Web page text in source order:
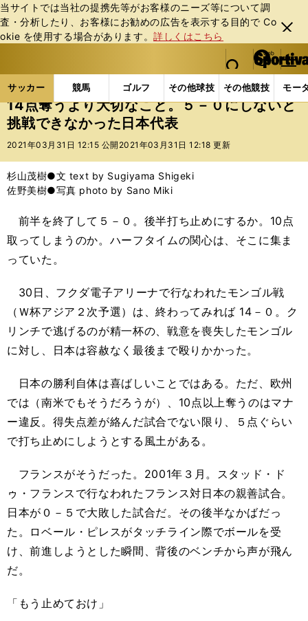
当サイトでは当社の提携先等がお客様のニーズ等について調
査・分析したり、お客様にお勧めの広告を表⽰する⽬的で Co
okie を使⽤する場合があります。詳しくはこちら
閉じ
る
web Sportiva (webスポルティーバ)
検索
マイペ
ー
ジ
メニュ
サッカー 競馬 ゴルフ その他球技 その他競技 モー
ス
ポ
ル
バ
サッカーの記事一覧 サッカー代表 日本代表 14
14点奪うより大切なこと。５－０にしないと
挑戦できなかった日本代表
2021年03月31日 12:15 公開 2021年03月31日 12:18 更新
杉山茂樹●文 text by Sugiyama Shigeki
佐野美樹●写真 photo by Sano Miki
前半を終了して５－０。後半打ち止めにするか。10点
取ってしまうのか。ハーフタイムの関心は、そこに集ま
っていた。
30日、フクダ電子アリーナで行なわれたモンゴル戦
（Ｗ杯アジア２次予選）は、終わってみれば 14－０。ク
リンチで逃げるのが精一杯の、戦意を喪失したモンゴル
に対し、日本は容赦なく最後まで殴りかかった。
日本の勝利自体は喜ばしいことではある。ただ、欧州
では（南米でもそうだろうが）、10点以上奪うのはマナ
ー違反。得失点差が絡んだ試合でない限り、５点ぐらい
で打ち止めにしようとする風土がある。
フランスがそうだった。2001年３月。スタッド・ド
ゥ・フランスで行なわれたフランス対日本の親善試合。
日本が０－５で大敗した試合だ。その後半なかばだっ
た。ロベール・ピレスがタッチライン際でボールを受
け、前進しようとした瞬間、背後のベンチから声が飛ん
だ。
「もう止めておけ」